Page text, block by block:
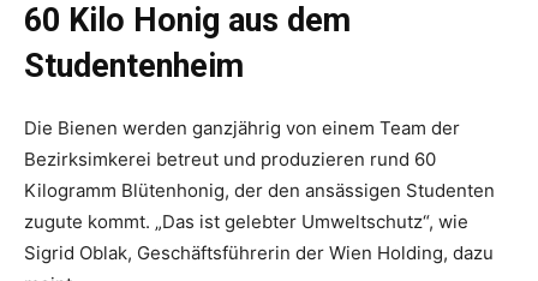
60 Kilo Honig aus dem
Studentenheim
Die Bienen werden ganzjährig von einem Team der
Bezirksimkerei betreut und produzieren rund 60
Kilogramm Blütenhonig, der den ansäs­sigen Stu­denten
zugute kommt. „Das ist gelebter Umweltschutz“, wie
Sigrid Oblak, Geschäftsführerin der Wien Holding, dazu